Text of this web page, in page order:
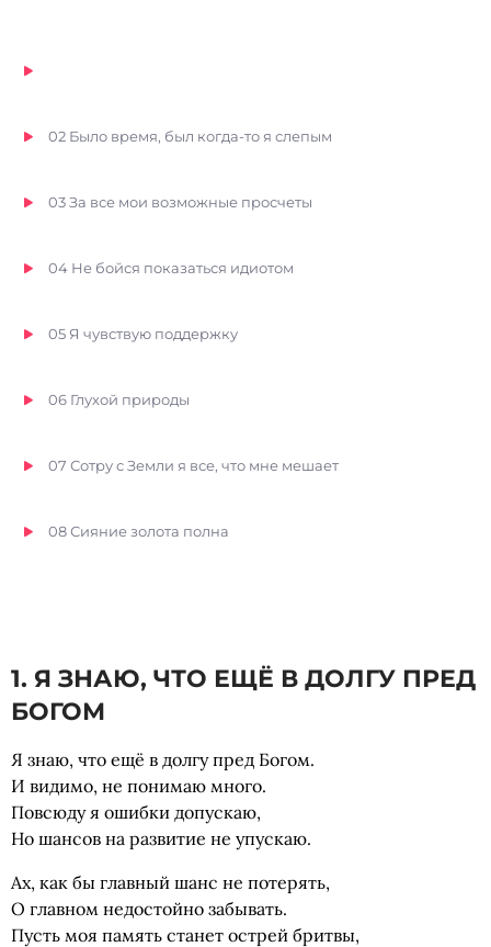
02 Было время, был когда-то я слепым
03 За все мои возможные просчеты
04 Не бойся показаться идиотом
05 Я чувствую поддержку
06 Глухой природы
07 Сотру с Земли я все, что мне мешает
08 Сияние золота полна
10 Забыли мы природные законы
12 Однажды Бог мир сотворил
1. Я ЗНАЮ, ЧТО ЕЩЁ В ДОЛГУ ПРЕД
БОГОМ
Я знаю, что ещё в долгу пред Богом.
И видимо, не понимаю много.
Повсюду я ошибки допускаю,
Но шансов на развитие не упускаю.
Ах, как бы главный шанс не потерять,
О главном недостойно забывать.
Пусть моя память станет острей бритвы,